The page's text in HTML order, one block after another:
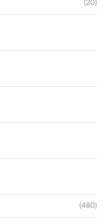
(20)
(480)